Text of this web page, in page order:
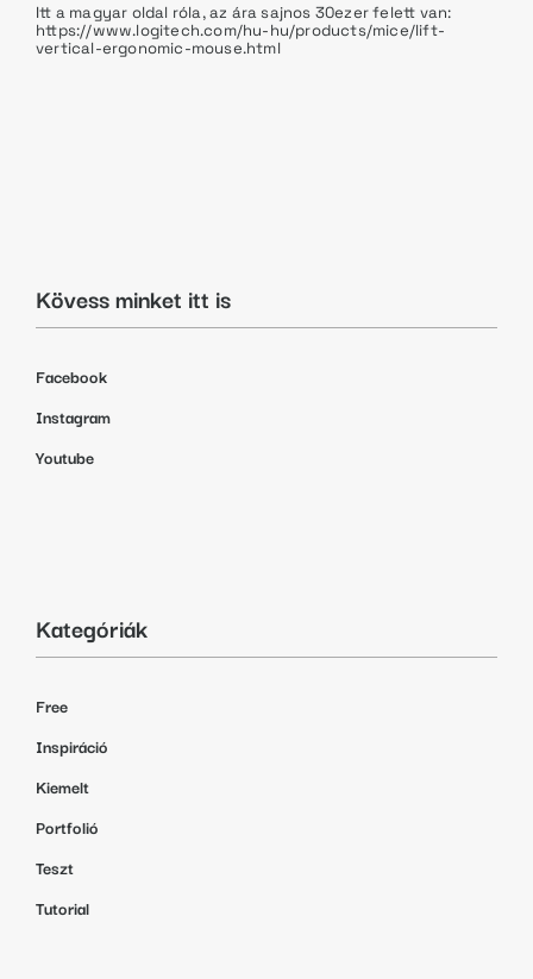
Itt a magyar oldal róla, az ára sajnos 30ezer felett van:
https://www.logitech.com/hu-hu/products/mice/lift-
vertical-ergonomic-mouse.html
Kövess minket itt is
Facebook
Instagram
Youtube
Kategóriák
Free
Inspiráció
Kiemelt
Portfolió
Teszt
Tutorial